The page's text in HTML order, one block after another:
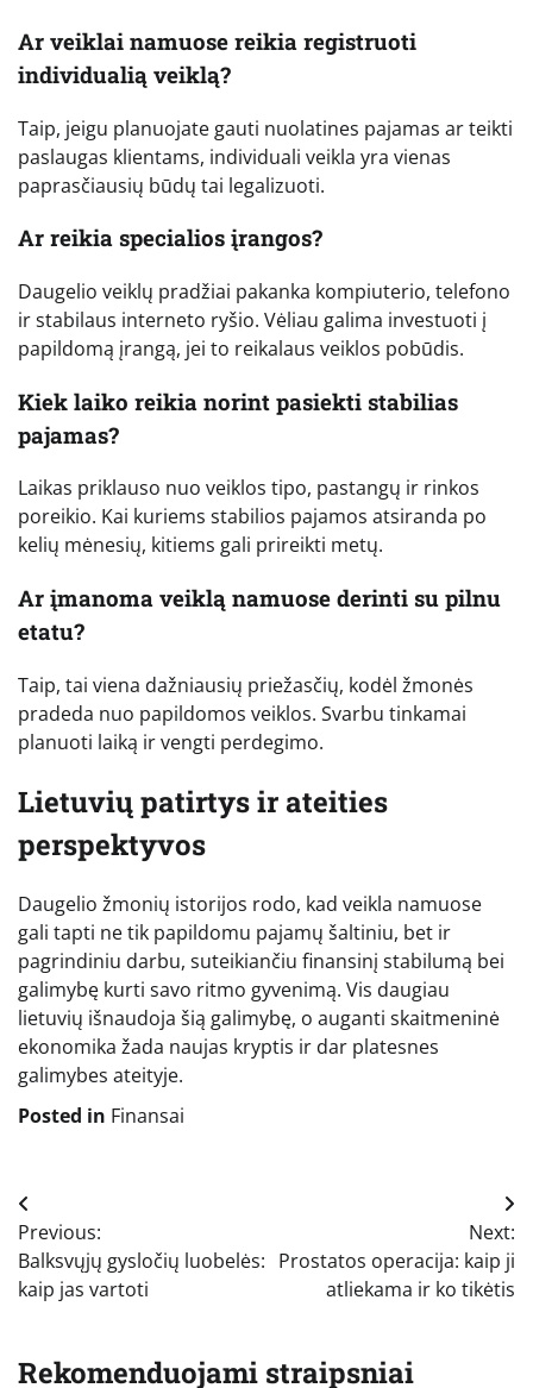
Ar veiklai namuose reikia registruoti
individualią veiklą?
Taip, jeigu planuojate gauti nuolatines pajamas ar teikti
paslaugas klientams, individuali veikla yra vienas
paprasčiausių būdų tai legalizuoti.
Ar reikia specialios įrangos?
Daugelio veiklų pradžiai pakanka kompiuterio, telefono
ir stabilaus interneto ryšio. Vėliau galima investuoti į
papildomą įrangą, jei to reikalaus veiklos pobūdis.
Kiek laiko reikia norint pasiekti stabilias
pajamas?
Laikas priklauso nuo veiklos tipo, pastangų ir rinkos
poreikio. Kai kuriems stabilios pajamos atsiranda po
kelių mėnesių, kitiems gali prireikti metų.
Ar įmanoma veiklą namuose derinti su pilnu
etatu?
Taip, tai viena dažniausių priežasčių, kodėl žmonės
pradeda nuo papildomos veiklos. Svarbu tinkamai
planuoti laiką ir vengti perdegimo.
Lietuvių patirtys ir ateities
perspektyvos
Daugelio žmonių istorijos rodo, kad veikla namuose
gali tapti ne tik papildomu pajamų šaltiniu, bet ir
pagrindiniu darbu, suteikiančiu finansinį stabilumą bei
galimybę kurti savo ritmo gyvenimą. Vis daugiau
lietuvių išnaudoja šią galimybę, o auganti skaitmeninė
ekonomika žada naujas kryptis ir dar platesnes
galimybes ateityje.
Posted in Finansai
Navigacija
tarp
įrašų
Previous:
Balksvųjų gysločių luobelės:
kaip jas vartoti
Next:
Prostatos operacija: kaip ji
atliekama ir ko tikėtis
Rekomenduojami straipsniai